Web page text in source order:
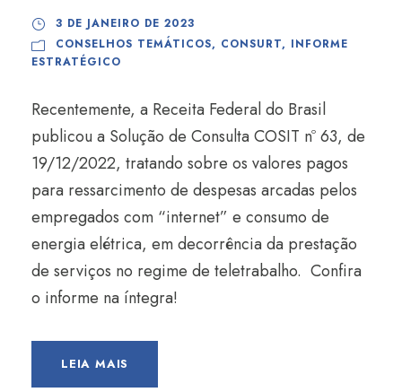
3 DE JANEIRO DE 2023
CONSELHOS TEMÁTICOS, CONSURT, INFORME
ESTRATÉGICO
Recentemente, a Receita Federal do Brasil
publicou a Solução de Consulta COSIT nº 63, de
19/12/2022, tratando sobre os valores pagos
para ressarcimento de despesas arcadas pelos
empregados com “internet” e consumo de
energia elétrica, em decorrência da prestação
de serviços no regime de teletrabalho. Confira
o informe na íntegra!
LEIA MAIS